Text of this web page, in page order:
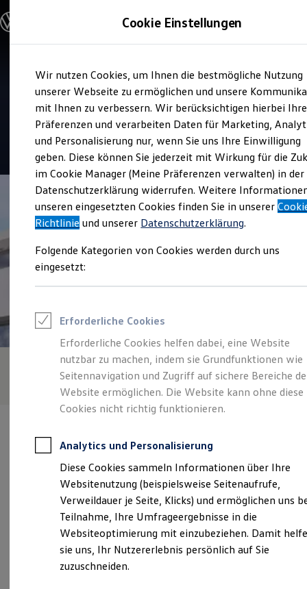
Hauptinhalt
springen
Footer
springen
Modelle und Konfigurator
Modelle vergleichen
Elektroautos
ENERGY Sondermodelle
Nutzfahrzeuge
SUV und CUV
Familienautos
Kombis
Kompaktwagen
Sportwagen
Schnell verfügbare Fahrzeuge
Angebote und Produkte
Aktuelle Angebote
E-Auto-Förderung
Volkswagen Marktplatz
Junge Gebrauchtwagen und Gebrauchtwagen
Volkswagen Zertifizierte Gebrauchtwagen
Zubehör- und Serviceangebote
Leasing
Leasing-Angebote
Gebrauchtwagen Leasing
Junge Gebrauchtwagen-Leasing
Elektroauto Leasing
Kleinwagen-Leasing
Leasing ohne Anzahlung
Finanzierung
Kfz-Versicherung
Restschuldversicherungen
Garantien
Wartungsverträge
Geschäftskunden
Professional Class bei Volkswagen
Großkunden
Behörden
Direktkunden
Sonderfahrzeuge
Anpfiff zum Gewinn
Service
Autohaus Beermann und
Temme
5|62 Bewertungen
Beermann & Temme GmbH - Co. KG (Impressum & Rechtliches)
Cookie Einstellungen
Wir nutzen Cookies, um Ihnen die bestmögliche Nutzung
unserer Webseite zu ermöglichen und unsere
mit Ihnen zu verbessern. Wir berücksichtigen hierbei Ihre
Präferenzen und verarbeiten Daten für Marketing,
und Personalisierung nur, wenn Sie uns Ihre Einwilligung
geben. Diese können Sie jederzeit mit Wirkung für die
im Cookie Manager (Meine Präferenzen verwalten) in der
Datenschutzerklärung widerrufen. Weitere
unseren eingesetzten Cookies finden Sie in unserer
Richtlinie und unserer Datenschutzerklärung.
Folgende Kategorien von Cookies werden durch uns
eingesetzt:
Erforderliche Cookies
Erforderliche Cookies helfen dabei, eine Website
nutzbar zu machen, indem sie Grundfunktionen wie
Seitennavigation und Zugriff auf sichere Bereiche
Website ermöglichen. Die Website kann ohne diese
Cookies nicht richtig funktionieren.
Analytics und Personalisierung
Diese Cookies sammeln Informationen über Ihre
Websitenutzung (beispielsweise Seitenaufrufe,
Verweildauer je Seite, Klicks) und ermöglichen uns
Teilnahme, Ihre Umfrageergebnisse in die
Websiteoptimierung mit einzubeziehen. Damit
sie uns, Ihr Nutzererlebnis persönlich auf Sie
zuzuschneiden.